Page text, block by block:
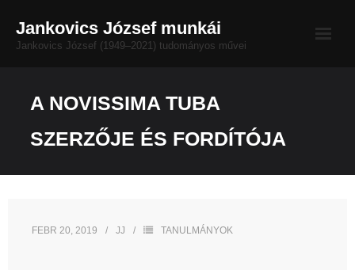
Jankovics József munkái
Jankovics József (1949–2021) tudományos művei
A NOVISSIMA TUBA
SZERZŐJE ÉS FORDÍTÓJA
FEBR 20, 2019 JJ TANULMÁNYOK